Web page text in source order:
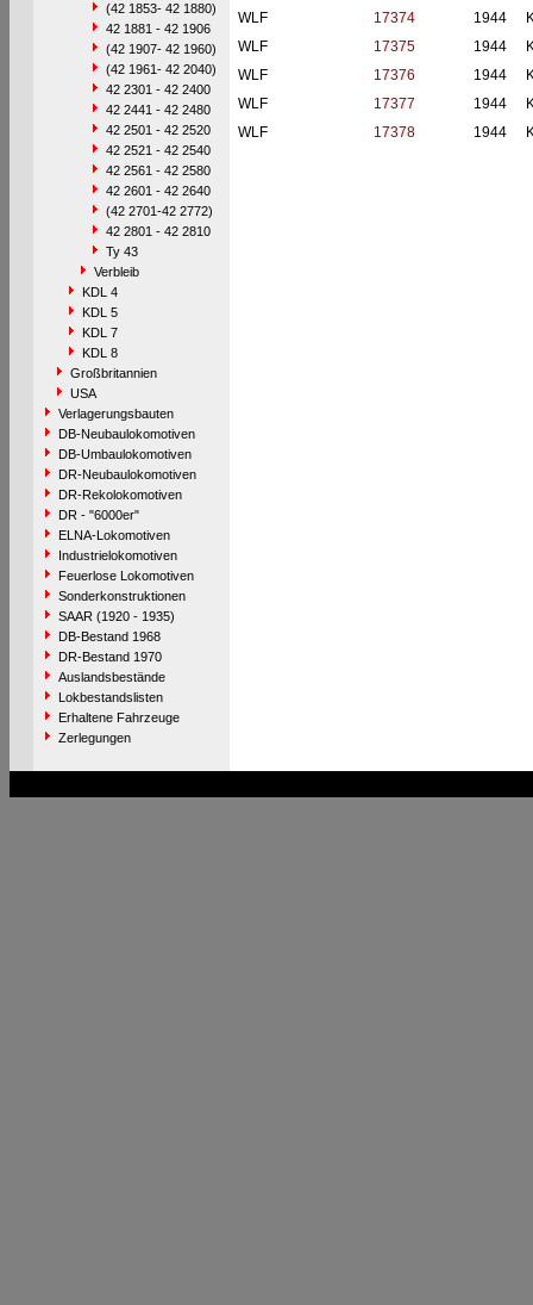
(42 1853- 42 1880)
42 1881 - 42 1906
(42 1907- 42 1960)
(42 1961- 42 2040)
42 2301 - 42 2400
42 2441 - 42 2480
42 2501 - 42 2520
42 2521 - 42 2540
42 2561 - 42 2580
42 2601 - 42 2640
(42 2701-42 2772)
42 2801 - 42 2810
Ty 43
Verbleib
KDL 4
KDL 5
KDL 7
KDL 8
Großbritannien
USA
Verlagerungsbauten
DB-Neubaulokomotiven
DB-Umbaulokomotiven
DR-Neubaulokomotiven
DR-Rekolokomotiven
DR - "6000er"
ELNA-Lokomotiven
Industrielokomotiven
Feuerlose Lokomotiven
Sonderkonstruktionen
SAAR (1920 - 1935)
DB-Bestand 1968
DR-Bestand 1970
Auslandsbestände
Lokbestandslisten
Erhaltene Fahrzeuge
Zerlegungen
WLF
17374 1944
WLF
17375 1944
WLF
17376 1944
WLF
17377 1944
WLF
17378 1944